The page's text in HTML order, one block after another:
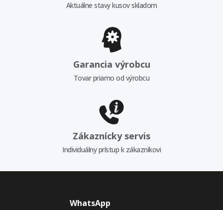
Aktuálne stavy kusov skladom
Garancia výrobcu
Tovar priamo od výrobcu
Zákaznícky servis
Individuálny prístup k zákazníkovi
WhatsApp